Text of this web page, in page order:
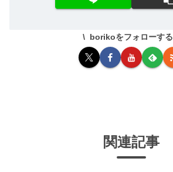
borikoをフォローする
関連記事